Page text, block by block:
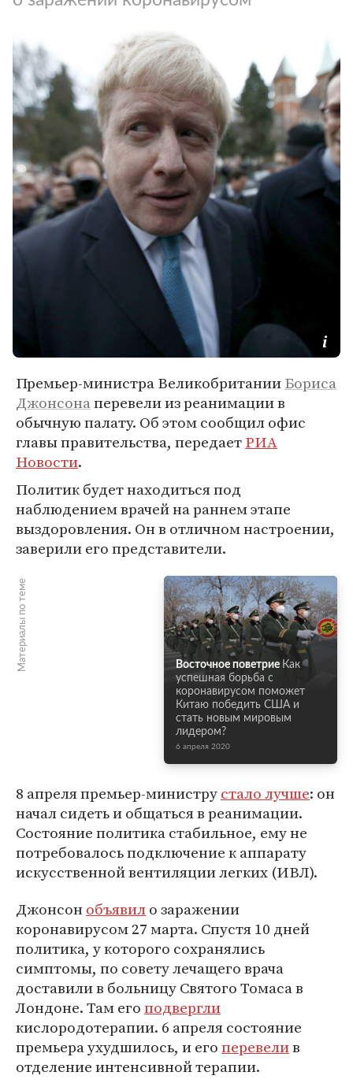
Премьер-министра ВеликобританииБориса
Джонсонаперевели из реанимации в
обычную палату. Об этом сообщил офис
главы правительства, передаетРИА
Новости.
Политик будет находиться под
наблюдением врачей на раннем этапе
выздоровления. Он в отличном настроении,
заверили его представители.
Материалы по теме Восточное поветрие Как
успешная борьба с
коронавирусом поможет
Китаю победить США и
стать новым мировым
лидером?
6 апреля 2020
8 апреля премьер-министрустало лучше: он
начал сидеть и общаться в реанимации.
Состояние политика стабильное, ему не
потребовалось подключение к аппарату
искусственной вентиляции легких (ИВЛ).
Джонсонобъявило заражении
коронавирусом 27 марта. Спустя 10 дней
политика, у которого сохранялись
симптомы, по совету лечащего врача
доставили в больницу Святого Томаса в
Лондоне. Там егоподвергли
кислородотерапии. 6 апреля состояние
премьера ухудшилось, и егоперевелив
отделение интенсивной терапии.